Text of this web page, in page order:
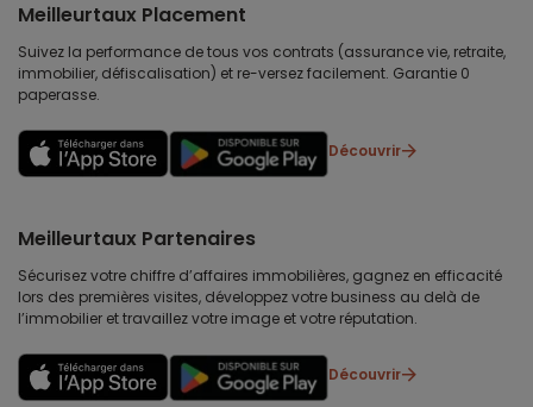
Meilleurtaux Placement
Suivez la performance de tous vos contrats (assurance vie, retraite,
immobilier, défiscalisation) et re-versez facilement. Garantie 0
paperasse.
Découvrir
Meilleurtaux Partenaires
Sécurisez votre chiffre d’affaires immobilières, gagnez en efficacité
lors des premières visites, développez votre business au delà de
l’immobilier et travaillez votre image et votre réputation.
Découvrir